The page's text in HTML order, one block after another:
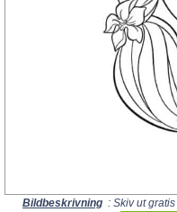
Bildbeskrivning : Skiv ut